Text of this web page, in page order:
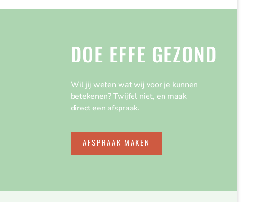
DOE EFFE GEZOND
Wil jij weten wat wij voor je kunnen
betekenen? Twijfel niet, en maak
direct een afspraak.
AFSPRAAK MAKEN